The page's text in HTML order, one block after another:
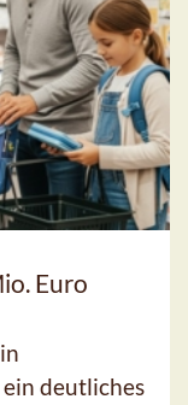
Euro
deutliches